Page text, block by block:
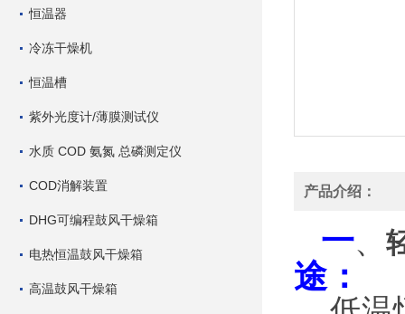
恒温器
冷冻干燥机
恒温槽
紫外光度计/薄膜测试仪
水质 COD 氨氮 总磷测定仪
COD消解装置
DHG可编程鼓风干燥箱
电热恒温鼓风干燥箱
高温鼓风干燥箱
产品介绍：
一、
途：